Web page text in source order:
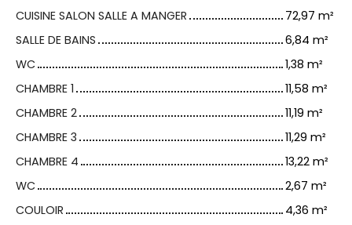
CUISINE SALON SALLE A MANGER
72,97 m²
SALLE DE BAINS
6,84 m²
WC
1,38 m²
CHAMBRE 1
11,58 m²
CHAMBRE 2
11,19 m²
CHAMBRE 3
11,29 m²
CHAMBRE 4
13,22 m²
WC
2,67 m²
COULOIR
4,36 m²